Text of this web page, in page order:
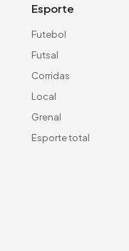
Esporte
Futebol
Futsal
Corridas
Local
Grenal
Esporte total